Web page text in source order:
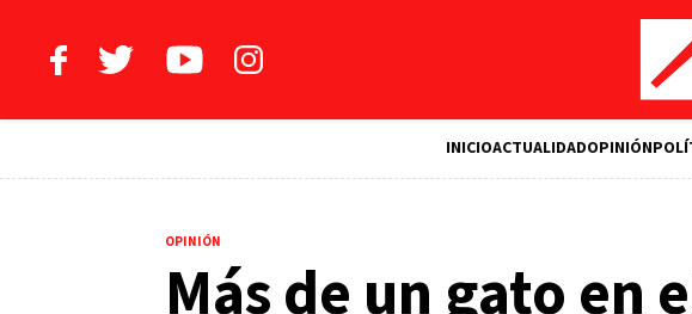
INICIOACTUALIDADOPINIÓN
OPINIÓN
Más de un gato en